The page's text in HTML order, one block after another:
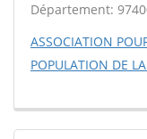
Département:
ASSOCIATION
POPULATION DE